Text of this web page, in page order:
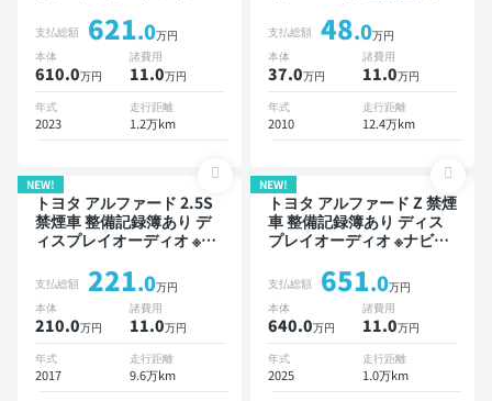
トモニター デジタルインナ
ーミラー オートクルーズ 3
列シート スマートキー
ETC 電動バックドア バッ
クモニター 全方位カメラ
ドライブレコーダー 衝突軽
減 両側電動スライドドア 7
支払総額 621.0万円
本体
610.0万円
諸費用
11.0万円
年式
2023
走行距離
1.2万km
※ナビキットあり TV 3列シ
ート スマートキー ETC バ
ックモニター ドライブレコ
ーダー 両側電動スライドド
ア 7人乗り
支払総額 48.0万円
本体
37.0万円
諸費用
11.0万円
年式
2010
走行距離
12.4万km
NEW!
トヨタ アルファード 2.5S
禁煙車 整備記録簿あり デ
ィスプレイオーディオ ※ナ
ター 3列シート スマートキ
ー ETC バックモニター 片
側電動スライドドア 8人乗
り
支払総額 221.0万円
本体
210.0万円
諸費用
11.0万円
年式
2017
走行距離
9.6万km
NEW!
トヨタ アルファード Z 禁煙
車 整備記録簿あり ディス
プレイオーディオ ※ナビキ
ブラインドスポットモニタ
ー デジタルインナーミラー
オートクルーズ 3列シート
スマートキー ETC サンル
ーフ 電動バックドア バッ
クモニター 全方位カメラ
ドライブレコーダー 衝突軽
支払総額 651.0万円
本体
640.0万円
諸費用
11.0万円
年式
2025
走行距離
1.0万km